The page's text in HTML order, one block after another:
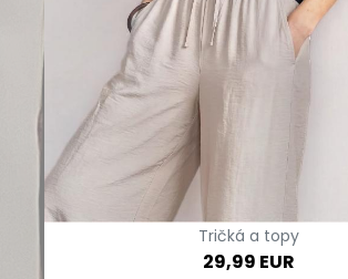
Tričká a topy
29,99 EUR